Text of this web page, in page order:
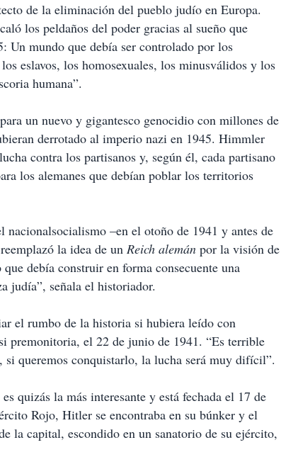
de la eliminación del pueblo judío en Europa.
los peldaños del poder gracias al sueño que
Un mundo que debía ser controlado por los
eslavos, los homosexuales, los minusválidos y los
humana”.
un nuevo y gigantesco genocidio con millones de
derrotado al imperio nazi en 1945. Himmler
contra los partisanos y, según él, cada partisano
los alemanes que debían poblar los territorios
–en el otoño de 1941 y antes de
la idea de un Reich alemán por la visión de
debía construir en forma consecuente una
judía”, señala el historiador.
el rumbo de la historia si hubiera leído con
premonitoria, el 22 de junio de 1941. “Es terrible
si queremos conquistarlo, la lucha será muy difícil”.
quizás la más interesante y está fechada el 17 de
Rojo, Hitler se encontraba en su búnker y el
la capital, escondido en un sanatorio de su ejército,